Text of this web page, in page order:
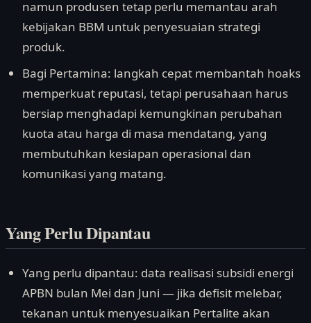
namun produsen tetap perlu memantau arah
kebijakan BBM untuk penyesuaian strategi
produk.
Bagi Pertamina: langkah cepat membantah hoaks
memperkuat reputasi, tetapi perusahaan harus
bersiap menghadapi kemungkinan perubahan
kuota atau harga di masa mendatang, yang
membutuhkan kesiapan operasional dan
komunikasi yang matang.
Yang Perlu Dipantau
Yang perlu dipantau: data realisasi subsidi energi
APBN bulan Mei dan Juni — jika defisit melebar,
tekanan untuk menyesuaikan Pertalite akan